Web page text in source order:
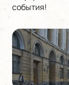
события!